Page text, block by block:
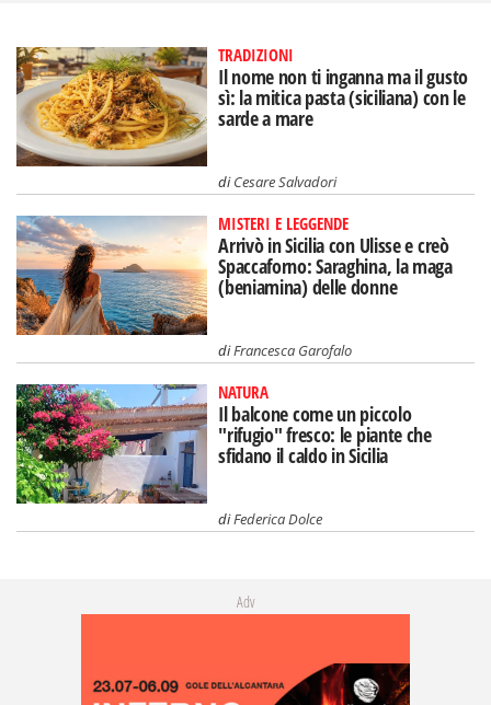
TRADIZIONI
Il nome non ti inganna ma il gusto
sì: la mitica pasta (siciliana) con le
sarde a mare
diCesare Salvadori
MISTERI E LEGGENDE
Arrivò in Sicilia con Ulisse e creò
Spaccaforno: Saraghina, la maga
(beniamina) delle donne
diFrancesca Garofalo
NATURA
Il balcone come un piccolo
"rifugio" fresco: le piante che
sfidano il caldo in Sicilia
diFederica Dolce
Adv